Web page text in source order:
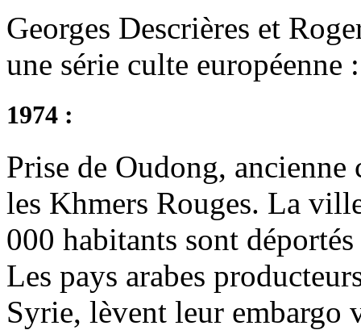
Georges Descrières et
une série culte
1974 :
Prise de Oudong,
les Khmers Rouges. La
000 habitants sont
Les pays arabes
Syrie, lèvent leur embargo